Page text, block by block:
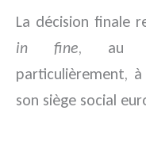
La décision finale
in fine, au
particulièrement,
son siège social